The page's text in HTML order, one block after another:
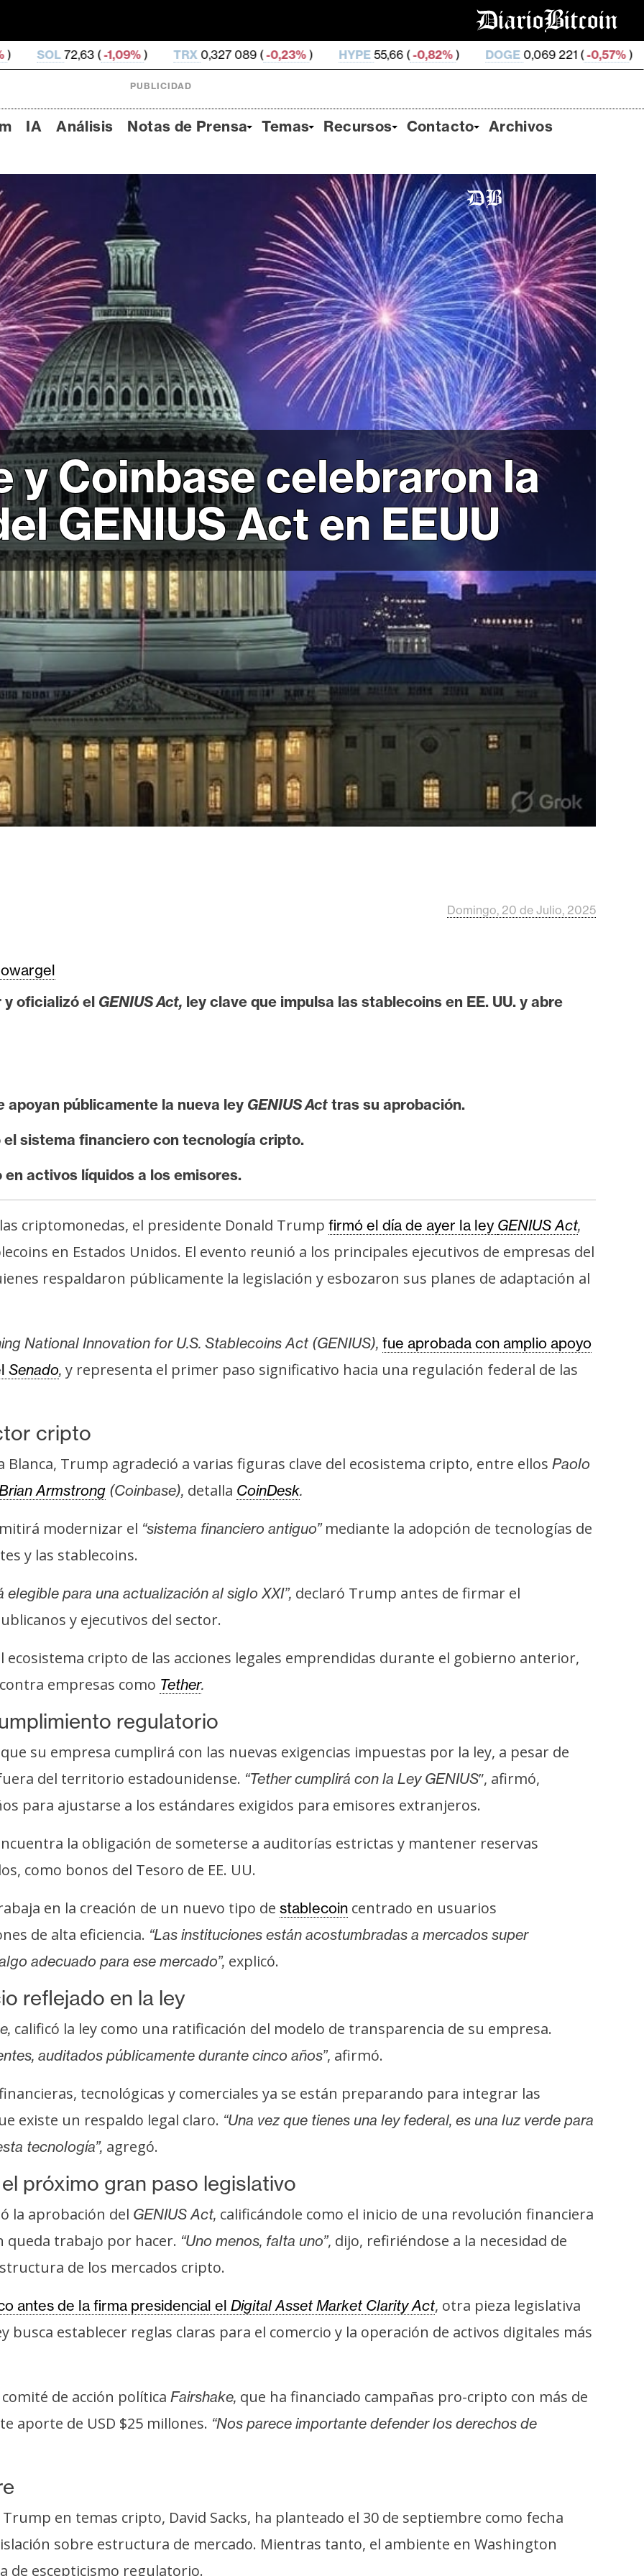
TRX0,327 089 (-0,23%) HYPE55,66 (-0,82% DOGE0,069 221 (-0,57%) LEO9,74 (-0,05%)
PUBLICIDAD
IA Análisis Notas de Prensa Temas Recursos Contacto Archivos
y Coinbase celebraron la
GENIUS Act en EEUU
Domingo, 20 de Julio, 2025
y oficializó el GENIUS Act, ley clave que impulsa las stablecoins en EE. UU. y abre
apoyan públicamente la nueva ley GENIUS Act tras su aprobación.
sistema financiero con tecnología cripto.
activos líquidos a los emisores.
criptomonedas, el presidente Donald Trump firmó el día de ayer la ley GENIUS Act,
en Estados Unidos. El evento reunió a los principales ejecutivos de empresas del
respaldaron públicamente la legislación y esbozaron sus planes de adaptación al
National Innovation for U.S. Stablecoins Act (GENIUS), fue aprobada con amplio apoyo
Senado, y representa el primer paso significativo hacia una regulación federal de las
cripto
Blanca, Trump agradeció a varias figuras clave del ecosistema cripto, entre ellos Paolo
Armstrong (Coinbase), detalla CoinDesk.
modernizar el “sistema financiero antiguo”mediante la adopción de tecnologías de
y las stablecoins.
para una actualización al siglo XXI”, declaró Trump antes de firmar el
y ejecutivos del sector.
cripto de las acciones legales emprendidas durante el gobierno anterior,
empresas como Tether.
regulatorio
su empresa cumplirá con las nuevas exigencias impuestas por la ley, a pesar de
del territorio estadounidense. “Tether cumplirá con la Ley GENIUS”, afirmó,
para ajustarse a los estándares exigidos para emisores extranjeros.
la obligación de someterse a auditorías estrictas y mantener reservas
como bonos del Tesoro de EE. UU.
en la creación de un nuevo tipo de stablecoin centrado en usuarios
de alta eficiencia. “Las instituciones están acostumbradas a mercados super
adecuado para ese mercado”, explicó.
reflejado en la ley
calificó la ley como una ratificación del modelo de transparencia de su empresa.
auditados públicamente durante cinco años”, afirmó.
tecnológicas y comerciales ya se están preparando para integrar las
existe un respaldo legal claro. “Una vez que tienes una ley federal, es una luz verde para
tecnología”, agregó.
próximo gran paso legislativo
la aprobación del GENIUS Act, calificándole como el inicio de una revolución financiera
queda trabajo por hacer. “Uno menos, falta uno”, dijo, refiriéndose a la necesidad de
de los mercados cripto.
antes de la firma presidencial el Digital Asset Market Clarity Act, otra pieza legislativa
busca establecer reglas claras para el comercio y la operación de activos digitales más
de acción política Fairshake, que ha financiado campañas pro-cripto con más de
aporte de USD $25 millones. “Nos parece importante defender los derechos de
en temas cripto, David Sacks, ha planteado el 30 de septiembre como fecha
sobre estructura de mercado. Mientras tanto, el ambiente en Washington
de escepticismo regulatorio.